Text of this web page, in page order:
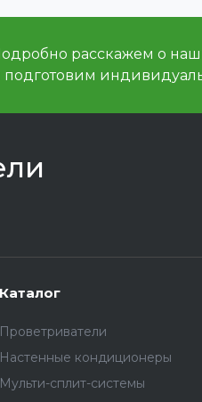
расскажем о
подготовим
Каталог
Проветриватели
Настенные кондиционеры
Мульти-сплит-системы